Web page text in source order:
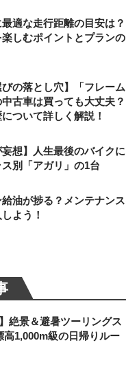
適な走行距離の目安は？
楽しむポイントとプランの
びの落とし穴】「フレーム
古車は買っても大丈夫？
ついて詳しく解説！
妄想】人生最後のバイクに
別「アガリ」の1台
油が捗る？メンテナンス
よう！
絶景＆避暑ツーリングス
高1,000m級の日帰りルー